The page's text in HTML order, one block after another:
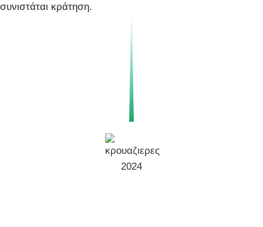
συνιστάται κράτηση.